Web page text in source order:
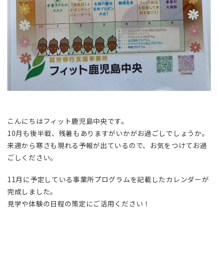
こんにちはフィット鹿児島中央です。
10月も後半戦、残暑もありますがいかがお過ごしでしょうか。
来週から寒さも現れる予報が出ているので、お気をつけてお過
ごしください。
11月に予定している事業所プログラムを記載したカレンダーが
完成しました。
見学や体験の日程の策定にご活用ください！